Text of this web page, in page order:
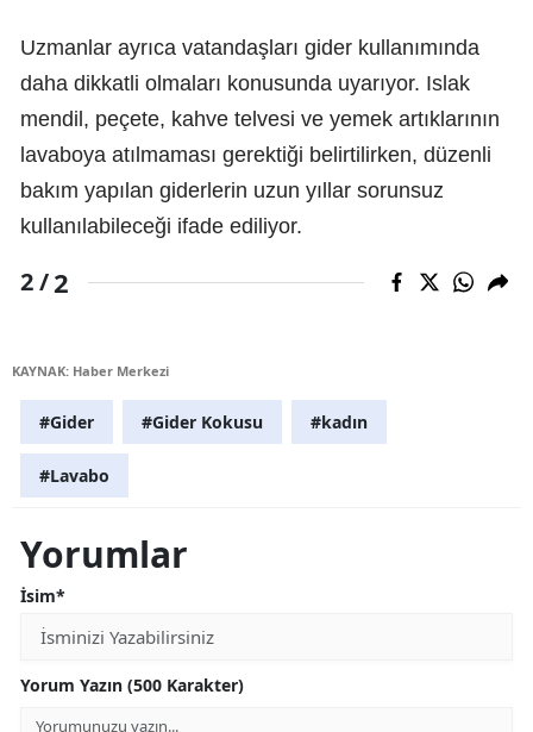
Uzmanlar ayrıca vatandaşları gider kullanımında
daha dikkatli olmaları konusunda uyarıyor. Islak
mendil, peçete, kahve telvesi ve yemek artıklarının
lavaboya atılmaması gerektiği belirtilirken, düzenli
bakım yapılan giderlerin uzun yıllar sorunsuz
kullanılabileceği ifade ediliyor.
2 /2
KAYNAK: Haber Merkezi
#Gider #Gider Kokusu #kadın
#Lavabo
Yorumlar
İsim*
Yorum Yazın (500 Karakter)